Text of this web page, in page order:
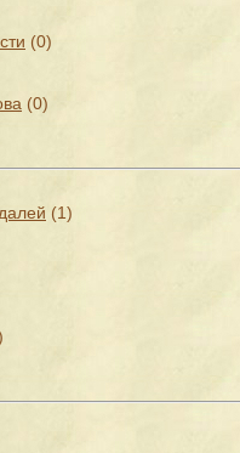
(0)
(0)
(1)